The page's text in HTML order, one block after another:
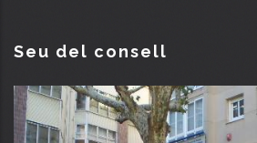
Seu del consell